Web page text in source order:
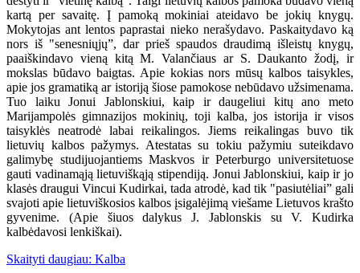
kartą per savaitę. Į pamoką mokiniai ateidavo be jokių knygų.
Mokytojas ant lentos paprastai nieko nerašydavo. Paskaitydavo ką
nors iš "senesniųjų”, dar prieš spaudos draudimą išleistų knygų,
paaiškindavo vieną kitą M. Valančiaus ar S. Daukanto žodį, ir
mokslas būdavo baigtas. Apie kokias nors mūsų kalbos taisykles,
apie jos gramatiką ar istoriją šiose pamokose nebūdavo užsimenama.
Tuo laiku Jonui Jablonskiui, kaip ir daugeliui kitų ano meto
Marijampolės gimnazijos mokinių, toji kalba, jos istorija ir visos
taisyklės neatrodė labai reikalingos. Jiems reikalingas buvo tik
lietuvių kalbos pažymys. Atestatas su tokiu pažymiu suteikdavo
galimybę studijuojantiems Maskvos ir Peterburgo universitetuose
gauti vadinamąją lietuviškąją stipendiją. Jonui Jablonskiui, kaip ir jo
klasės draugui Vincui Kudirkai, tada atrodė, kad tik "pasiutėliai” gali
svajoti apie lietuviškosios kalbos įsigalėjimą viešame Lietuvos krašto
gyvenime. (Apie šiuos dalykus J. Jablonskis su V. Kudirka
kalbėdavosi lenkiškai).
Skaityti daugiau: Kalba